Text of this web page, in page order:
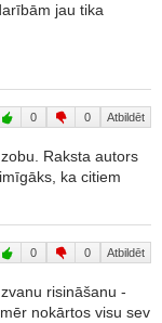
jau tika
0 0 Atbildēt
Raksta autors
ka citiem
0 0 Atbildēt
risināšanu -
nokārtos visu sev